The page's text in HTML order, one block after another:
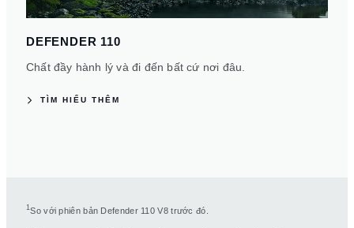
DEFENDER 110
Chất đầy hành lý và đi đến bất cứ nơi đâu.
TÌM HIỂU THÊM
1So với phiên bản Defender 110 V8 trước đó.